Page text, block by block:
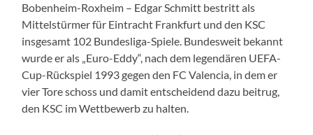
Bobenheim-Roxheim – Edgar Schmitt bestritt als
Mittelstürmer für Eintracht Frankfurt und den KSC
insgesamt 102 Bundesliga-Spiele. Bundesweit bekannt
wurde er als „Euro-Eddy“, nach dem legendären UEFA-
Cup-Rückspiel 1993 gegen den FC Valencia, in dem er
vier Tore schoss und damit entscheidend dazu beitrug,
den KSC im Wettbewerb zu halten.